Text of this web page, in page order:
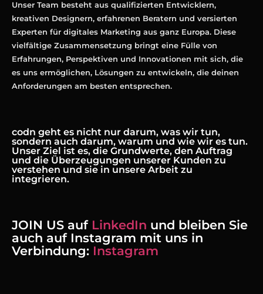
Unser Team besteht aus qualifizierten Entwicklern,
kreativen Designern, erfahrenen Beratern und versierten
Experten für digitales Marketing aus ganz Europa. Diese
vielfältige Zusammensetzung bringt eine Fülle von
Erfahrungen, Perspektiven und Innovationen mit sich, die
es uns ermöglichen, Lösungen zu entwickeln, die deinen
Anforderungen am besten entsprechen.
codn geht es nicht nur darum, was wir tun,
sondern auch darum, warum und wie wir es tun.
Unser Ziel ist es, die Grundwerte, den Auftrag
und die Überzeugungen unserer Kunden zu
verstehen und sie in unsere Arbeit zu
integrieren.
JOIN US auf LinkedIn und bleiben Sie
auch auf Instagram mit uns in
Verbindung: Instagram